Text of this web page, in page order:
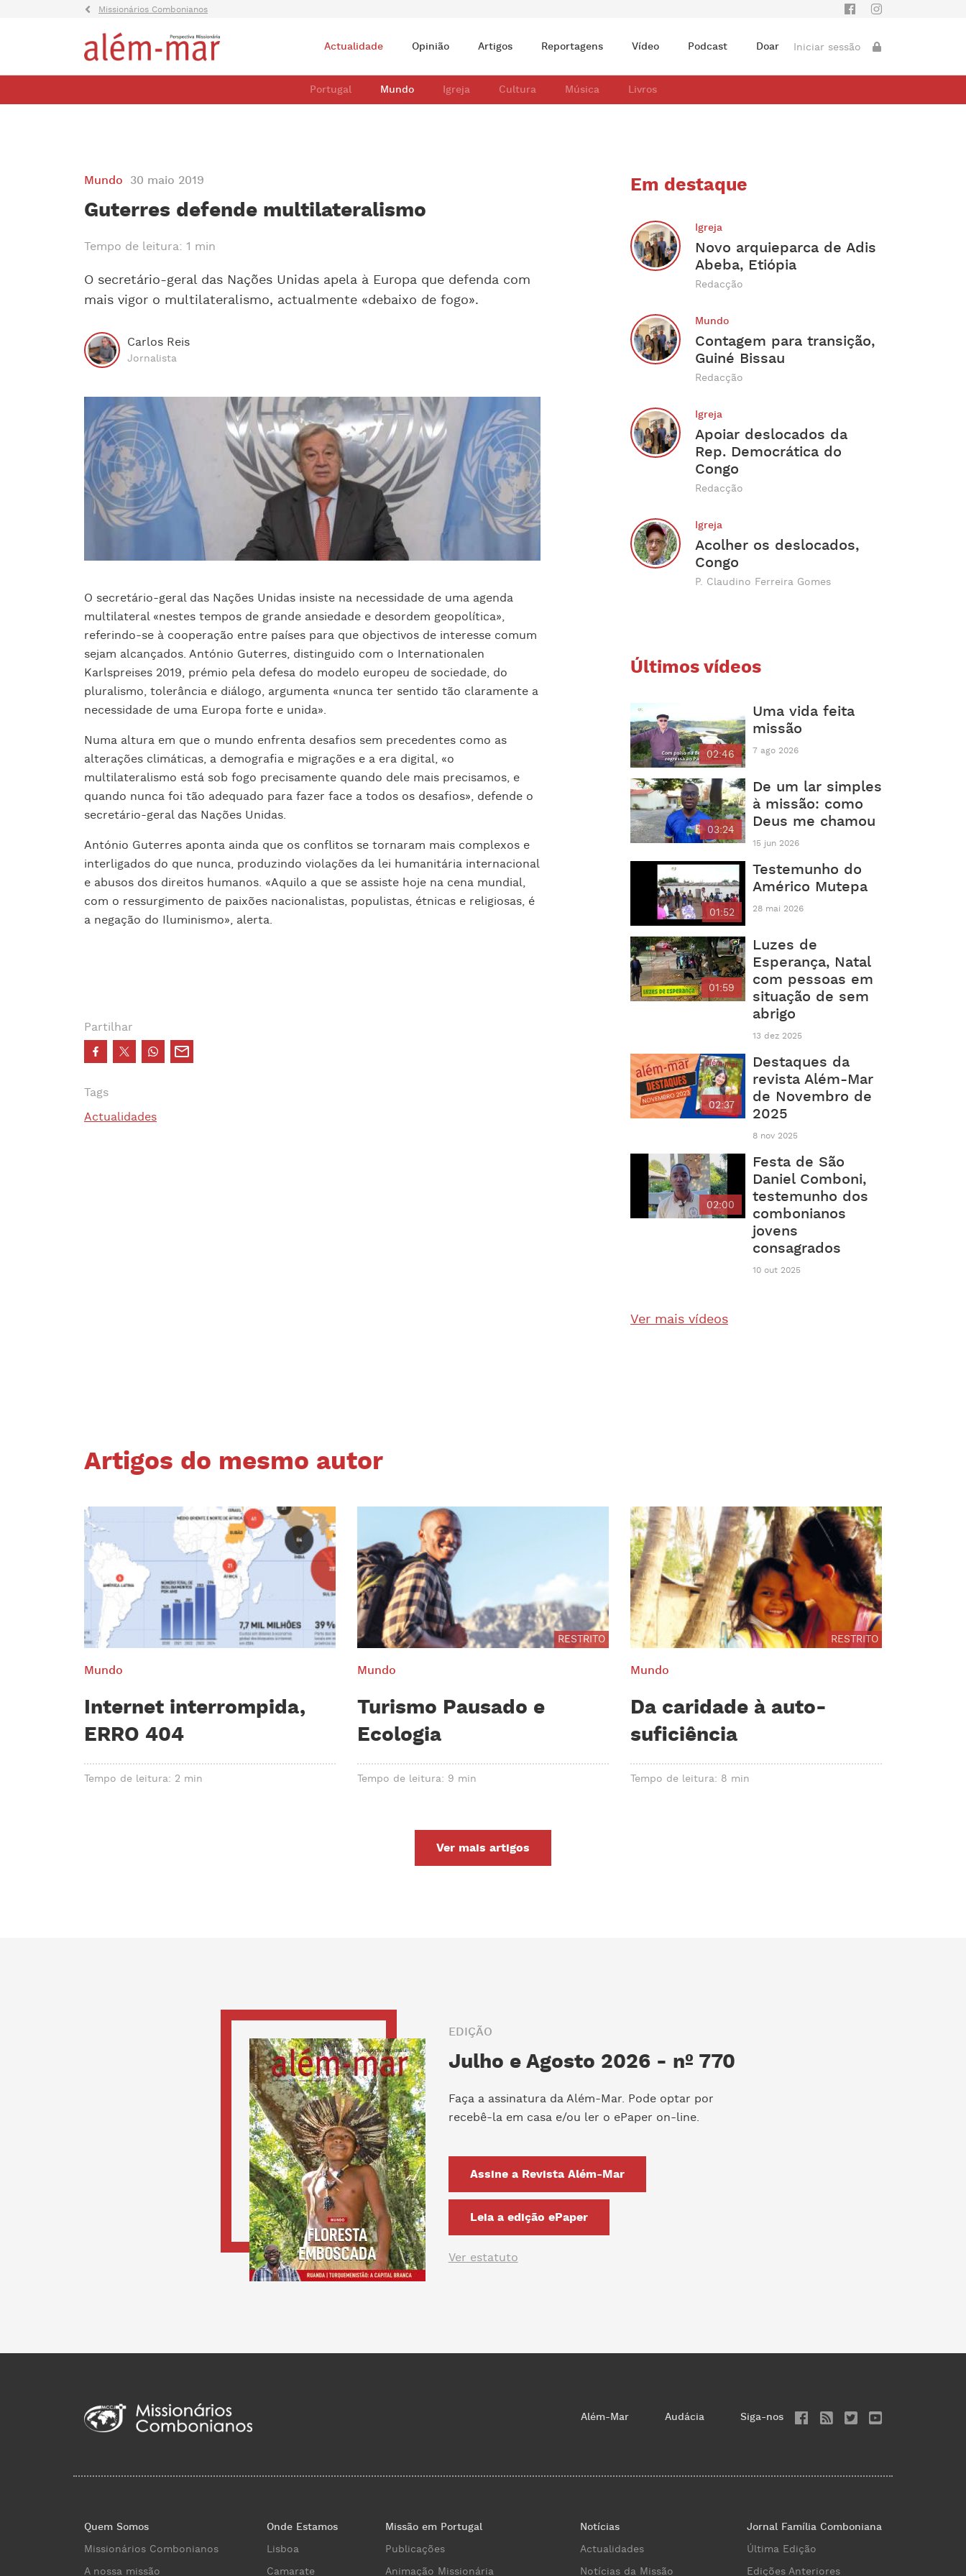
Missionários Combonianos
Actualidade Opinião Artigos Reportagens Vídeo Podcast Doar Iniciar sessão
Portugal Mundo Igreja Cultura Música Livros
Mundo 30 maio 2019
Guterres defende multilateralismo
Tempo de leitura: 1 min
O secretário-geral das Nações Unidas apela à Europa que defenda com
mais vigor o multilateralismo, actualmente «debaixo de fogo».
Carlos Reis
Jornalista
O secretário-geral das Nações Unidas insiste na necessidade de uma agenda
multilateral «nestes tempos de grande ansiedade e desordem geopolítica»,
referindo-se à cooperação entre países para que objectivos de interesse comum
sejam alcançados. António Guterres, distinguido com o Internationalen
Karlspreises 2019, prémio pela defesa do modelo europeu de sociedade, do
pluralismo, tolerância e diálogo, argumenta «nunca ter sentido tão claramente a
necessidade de uma Europa forte e unida».
Numa altura em que o mundo enfrenta desafios sem precedentes como as
alterações climáticas, a demografia e migrações e a era digital, «o
multilateralismo está sob fogo precisamente quando dele mais precisamos, e
quando nunca foi tão adequado para fazer face a todos os desafios», defende o
secretário-geral das Nações Unidas.
António Guterres aponta ainda que os conflitos se tornaram mais complexos e
interligados do que nunca, produzindo violações da lei humanitária internacional
e abusos dos direitos humanos. «Aquilo a que se assiste hoje na cena mundial,
com o ressurgimento de paixões nacionalistas, populistas, étnicas e religiosas, é
a negação do Iluminismo», alerta.
Partilhar
Tags
Actualidades
Em destaque
Igreja
Novo arquieparca de Adis
Abeba, Etiópia
Redacção
Mundo
Contagem para transição,
Guiné Bissau
Redacção
Igreja
Apoiar deslocados da
Rep. Democrática do
Congo
Redacção
Igreja
Acolher os deslocados,
Congo
P. Claudino Ferreira Gomes
Últimos vídeos
02:46
Uma vida feita
missão
7 ago 2026
03:24
De um lar simples
à missão: como
Deus me chamou
15 jun 2026
01:52
Testemunho do
Américo Mutepa
28 mai 2026
01:59
Luzes de
Esperança, Natal
com pessoas em
situação de sem
abrigo
13 dez 2025
02:37
Destaques da
revista Além-Mar
de Novembro de
2025
8 nov 2025
02:00
Festa de São
Daniel Comboni,
testemunho dos
combonianos
jovens
consagrados
10 out 2025
Ver mais vídeos
Artigos do mesmo autor
Mundo
Internet interrompida,
ERRO 404
Tempo de leitura: 2 min
RESTRITO
Mundo
Turismo Pausado e
Ecologia
Tempo de leitura: 9 min
RESTRITO
Mundo
Da caridade à auto-
suficiência
Tempo de leitura: 8 min
Ver mais artigos
EDIÇÃO
Julho e Agosto 2026 - nº 770
Faça a assinatura da Além-Mar. Pode optar por
recebê-la em casa e/ou ler o ePaper on-line.
Assine a Revista Além-Mar
Leia a edição ePaper
Ver estatuto
Além-Mar Audácia Siga-nos
Quem Somos
Missionários Combonianos
A nossa missão
Onde Estamos
Lisboa
Camarate
Missão em Portugal
Publicações
Animação Missionária
Notícias
Actualidades
Notícias da Missão
Jornal Família Comboniana
Última Edição
Edições Anteriores